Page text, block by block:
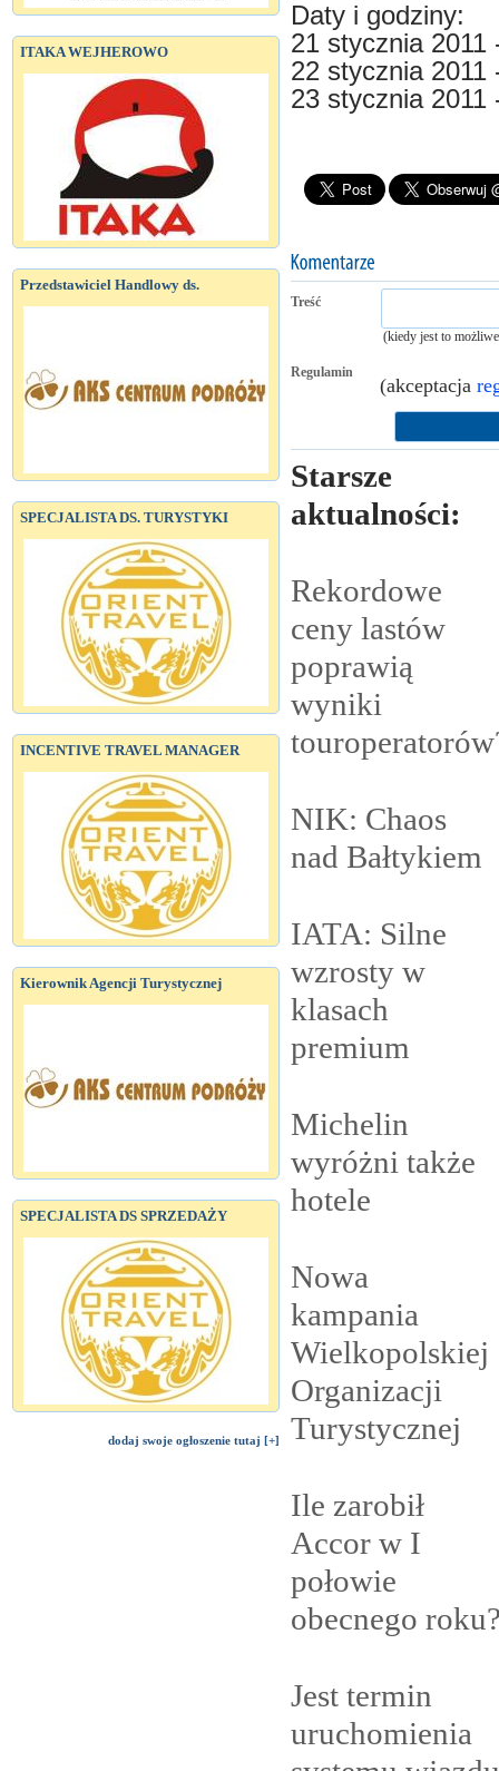
ITAKA WEJHEROWO
Przedstawiciel Handlowy ds.
SPECJALISTA DS. TURYSTYKI
INCENTIVE TRAVEL MANAGER
Kierownik Agencji Turystycznej
SPECJALISTA DS SPRZEDAŻY
dodaj swoje ogłoszenie tutaj [+]
Daty i godziny:
21 stycznia
22 stycznia
23 stycznia
Treść
(kiedy jest to
Regulamin
(akceptacja
Starsze
aktualności:
Rekordowe
ceny lastów
poprawią
wyniki
NIK: Chaos
nad Bałtykiem
IATA: Silne
wzrosty w
klasach
premium
Michelin
wyróżni także
hotele
Nowa
kampania
Wielkopolskiej
Organizacji
Turystycznej
Ile zarobił
Accor w I
połowie
obecnego
Jest termin
uruchomienia